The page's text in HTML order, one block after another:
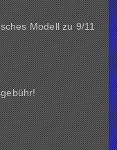
Modell zu 9/11